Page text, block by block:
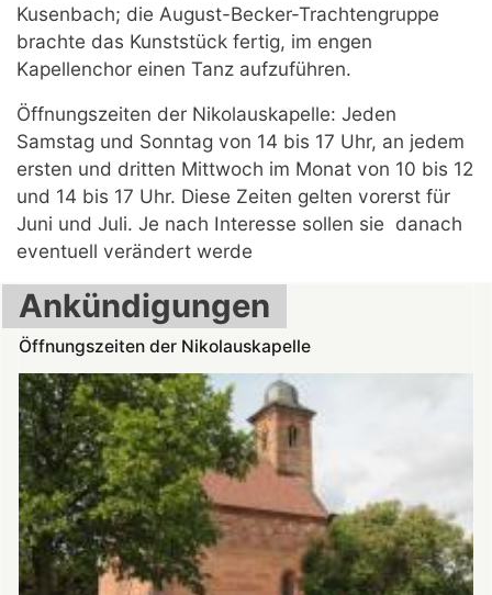
Kusenbach; die August-Becker-Trachtengruppe
brachte das Kunststück fertig, im engen
Kapellenchor einen Tanz aufzuführen.
Öffnungszeiten der Nikolauskapelle: Jeden
Samstag und Sonntag von 14 bis 17 Uhr, an jedem
ersten und dritten Mittwoch im Monat von 10 bis 12
und 14 bis 17 Uhr. Diese Zeiten gelten vorerst für
Juni und Juli. Je nach Interesse sollen sie danach
eventuell verändert werde
Ankündigungen
Öffnungszeiten der Nikolauskapelle